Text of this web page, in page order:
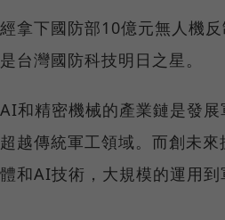
拿下國防部10億元無人機
台灣國防科技明日之星。
AI和精密機械的產業鏈是發
越傳統軍工領域。而創未
和AI技術，大規模的運用到